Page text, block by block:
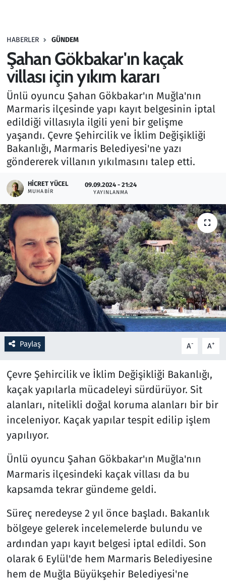
HABERLER GÜNDEM
Şahan Gökbakar'ın kaçak
villası için yıkım kararı
Ünlü oyuncu Şahan Gökbakar'ın Muğla'nın
Marmaris ilçesinde yapı kayıt belgesinin iptal
edildiği villasıyla ilgili yeni bir gelişme
yaşandı. Çevre Şehircilik ve İklim Değişikliği
Bakanlığı, Marmaris Belediyesi'ne yazı
göndererek villanın yıkılmasını talep etti.
HICRET YÜCEL
MUHABIR
09.09.2024 - 21:24
YAYINLANMA
Paylaş A- A+
Çevre Şehircilik ve İklim Değişikliği Bakanlığı,
kaçak yapılarla mücadeleyi sürdürüyor. Sit
alanları, nitelikli doğal koruma alanları bir bir
inceleniyor. Kaçak yapılar tespit edilip işlem
yapılıyor.
Ünlü oyuncu Şahan Gökbakar'ın Muğla'nın
Marmaris ilçesindeki kaçak villası da bu
kapsamda tekrar gündeme geldi.
Süreç neredeyse 2 yıl önce başladı. Bakanlık
bölgeye gelerek incelemelerde bulundu ve
ardından yapı kayıt belgesi iptal edildi. Son
olarak 6 Eylül'de hem Marmaris Belediyesine
hem de Muğla Büyükşehir Belediyesi'ne
Haber
Kültür Sanat
Kurumsal Haberler
Lezzet Durağı
Memur ve Kamu
Ramazan
Resmi İlanlar
Rüya Tabirleri
Sağlık
Savunma Sanayi
Seçim 2023
Spor
Teknoloji ve Bilim
Televizyon